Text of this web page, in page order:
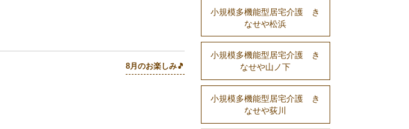
8月のお楽しみ🎵
小規模多機能型居宅介護 き
なせや松浜
小規模多機能型居宅介護 き
なせや山ノ下
小規模多機能型居宅介護 き
なせや荻川